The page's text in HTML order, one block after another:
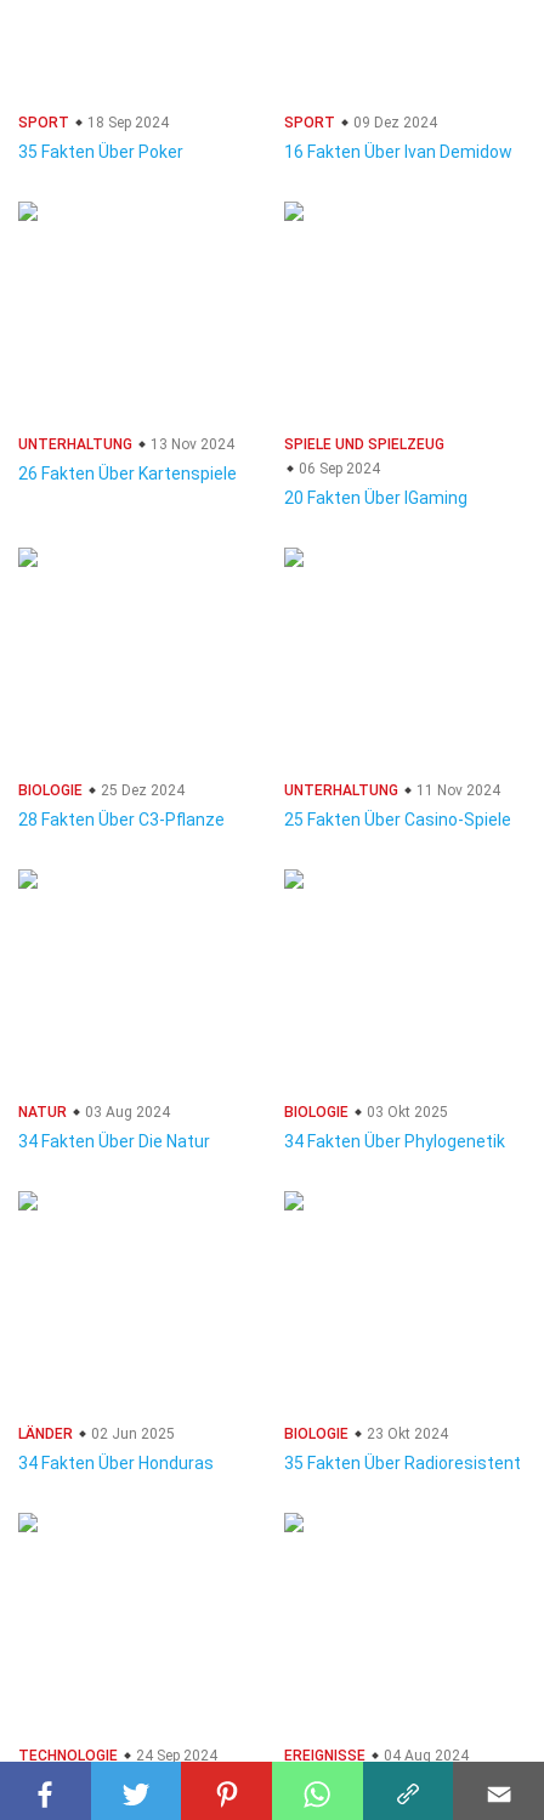
SPORT 18 Sep 2024
35 Fakten Über Poker
SPORT 09 Dez 2024
16 Fakten Über Ivan Demidow
UNTERHALTUNG 13 Nov 2024
26 Fakten Über Kartenspiele
SPIELE UND SPIELZEUG
06 Sep 2024
20 Fakten Über IGaming
BIOLOGIE 25 Dez 2024
28 Fakten Über C3-Pflanze
UNTERHALTUNG 11 Nov 2024
25 Fakten Über Casino-Spiele
NATUR 03 Aug 2024
34 Fakten Über Die Natur
BIOLOGIE 03 Okt 2025
34 Fakten Über Phylogenetik
LÄNDER 02 Jun 2025
34 Fakten Über Honduras
BIOLOGIE 23 Okt 2024
35 Fakten Über Radioresistent
TECHNOLOGIE 24 Sep 2024
38 Fakten Über Bionik
EREIGNISSE 04 Aug 2024
40 Fakten Über 2009